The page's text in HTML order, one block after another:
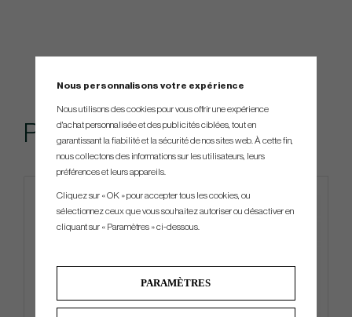
Produits similaires
Nous personnalisons votre expérience
Nous utilisons des cookies pour vous offrir une expérience
d'achat personnalisée et des publicités ciblées, tout en
garantissant la fiabilité et la sécurité de nos sites web. À cette fin,
nous collectons des informations sur les utilisateurs, leurs
préférences et leurs appareils.
Cliquez sur « OK » pour accepter tous les cookies, ou
sélectionnez ceux que vous souhaitez autoriser ou désactiver en
cliquant sur « Paramètres » ci-dessous.
PARAMÈTRES